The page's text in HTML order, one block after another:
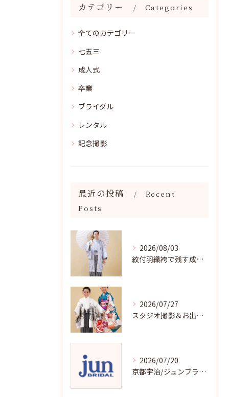
カテゴリー Categories
全てのカテゴリー
七五三
成人式
卒業
ブライダル
レンタル
記念撮影
最近の投稿
Recent
Posts
2026/08/03
紋付羽織袴で残す成人記念写真
2026/07/27
スタジオ撮影＆お出掛け七五三はジュンブライダル
2026/07/20
京都宇治/ジュンブライダル七五三衣裳均一料金